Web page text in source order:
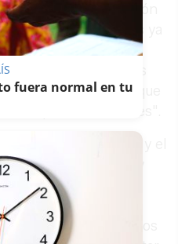
todo tipo de atención
ola la situación es ya
y jerezanas no
por teléfono a los
a los profesionales, que
por estos cierres".
profesionales, y
en estos
que estamos
para que al menos
fuera normal en tu